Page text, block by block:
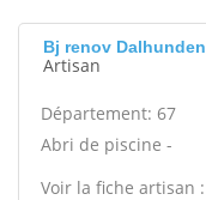
Bj renov Dalhunden
Artisan
Département: 67
Abri de piscine -
Voir la fiche artisan :